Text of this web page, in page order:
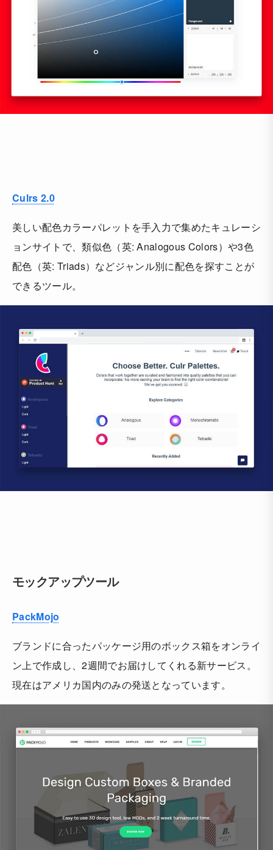
Culrs 2.0
美しい配色カラーパレットを手入力で集めたキュレーシ
ョンサイトで、類似色（英: Analogous Colors）や3色
配色（英: Triads）などジャンル別に配色を探すことが
できるツール。
モックアップツール
PackMojo
ブランドに合ったパッケージ用のボックス箱をオンライ
ン上で作成し、2週間でお届けしてくれる新サービス。
現在はアメリカ国内のみの発送となっています。